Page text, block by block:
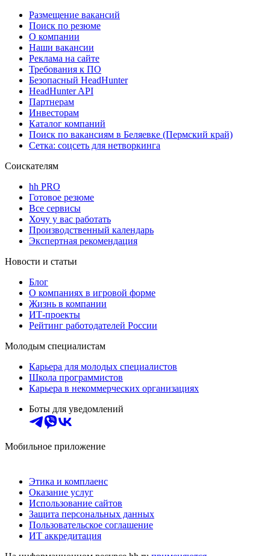
Размещение вакансий
Поиск по резюме
О компании
Наши вакансии
Реклама на сайте
Требования к ПО
Безопасный HeadHunter
HeadHunter API
Партнерам
Инвесторам
Каталог компаний
Поиск по вакансиям в Беляевке (Пермский край)
Сетка: соцсеть для нетворкинга
Соискателям
hh PRO
Готовое резюме
Все сервисы
Хочу у вас работать
Производственный календарь
Экспертная рекомендация
Новости и статьи
Блог
О компаниях в игровой форме
Жизнь в компании
ИТ-проекты
Рейтинг работодателей России
Молодым специалистам
Карьера для молодых специалистов
Школа программистов
Карьера в некоммерческих организациях
Боты для уведомлений
Мобильное приложение
Этика и комплаенс
Оказание услуг
Использование сайтов
Защита персональных данных
Пользовательское соглашение
ИТ аккредитация